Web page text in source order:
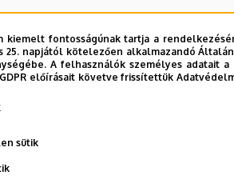
Dr.
Dr.
kiemelt fontosságúnak tartja a
25. napjától kötelezően alkalmazandó
A felhasználók személyes adatait
előírásait követve frissítettük
sütik